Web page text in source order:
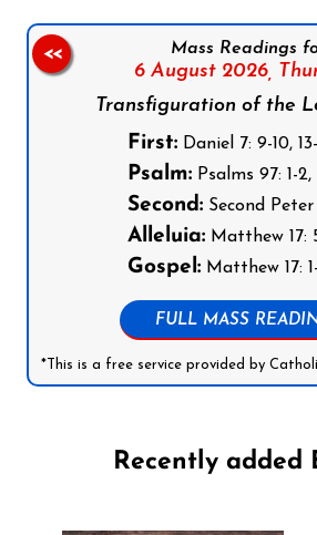
Mass Readings
6 August 2026,
Transfiguration of the
First:Daniel 7: 9-10, 13-
Psalm:Psalms 97: 1-2,
Second:Second Peter
Alleluia:Matthew 17:
Gospel:Matthew 17:
FULL MASS
*This is a free service provided by
<<
Recently added